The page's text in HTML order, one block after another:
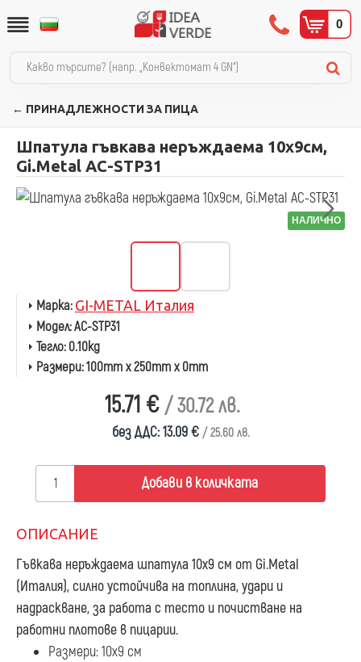
0
← ПРИНАДЛЕЖНОСТИ ЗА ПИЦА
Шпатула гъвкава неръждаема 10х9см,
Gi.Metal AC-STP31
НАЛИЧНО
15.71 € / 30.72 лв.
без ДДС: 13.09 € / 25.60 лв.
Марка: GI-METAL Италия
Модел:AC-STP31
Тегло:0.10kg
Размери:100mm x 250mm x 0mm
Добави в количката
ОПИСАНИЕ
Гъвкава неръждаема шпатула 10х9 см от Gi.Metal
(Италия), силно устойчива на топлина, удари и
надраскване, за работа с тесто и почистване на
работни плотове в пицарии.
Размери: 10х9 см